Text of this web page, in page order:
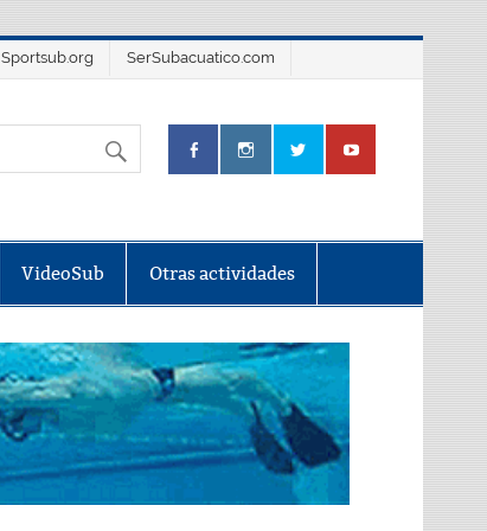
Sportsub.org SerSubacuatico.com
VideoSub Otras actividades